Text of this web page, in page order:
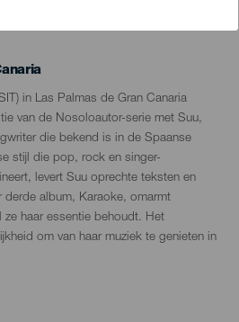
in Las Palmas de Gran Canaria
van de Nosoloautor-serie met Suu,
die bekend is in de Spaanse
stijl die pop, rock en singer-
levert Suu oprechte teksten en
derde album, Karaoke, omarmt
ze haar essentie behoudt. Het
om van haar muziek te genieten in